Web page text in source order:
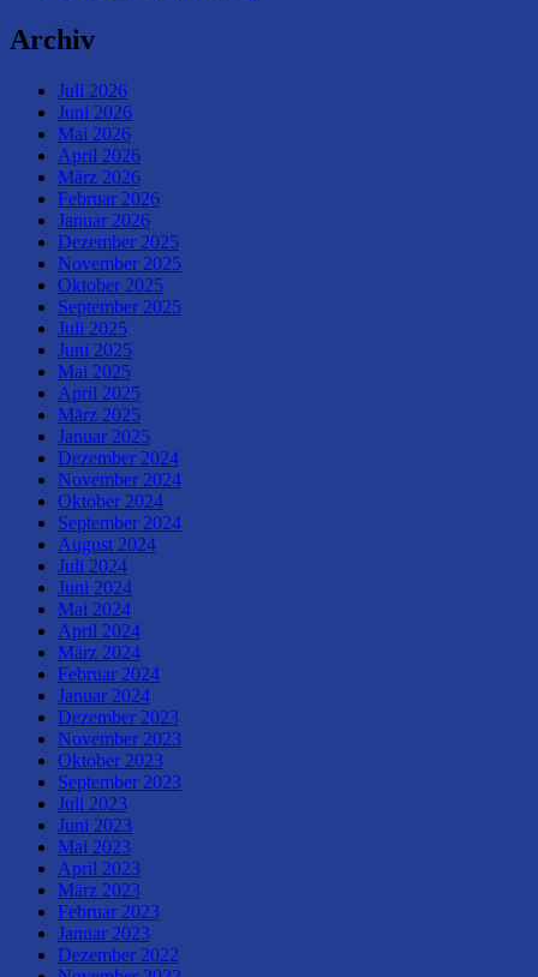
Archiv
Juli 2026
Juni 2026
Mai 2026
April 2026
März 2026
Februar 2026
Januar 2026
Dezember 2025
November 2025
Oktober 2025
September 2025
Juli 2025
Juni 2025
Mai 2025
April 2025
März 2025
Januar 2025
Dezember 2024
November 2024
Oktober 2024
September 2024
August 2024
Juli 2024
Juni 2024
Mai 2024
April 2024
März 2024
Februar 2024
Januar 2024
Dezember 2023
November 2023
Oktober 2023
September 2023
Juli 2023
Juni 2023
Mai 2023
April 2023
März 2023
Februar 2023
Januar 2023
Dezember 2022